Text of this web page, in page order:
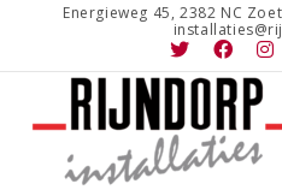
Energieweg 45, 2382 NC